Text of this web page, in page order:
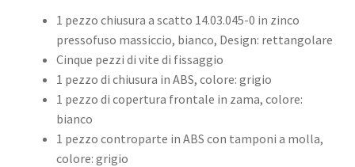
1 pezzo chiusura a scatto 14.03.045-0 in zinco
pressofuso massiccio, bianco, Design: rettangolare
Cinque pezzi di vite di fissaggio
1 pezzo di chiusura in ABS, colore: grigio
1 pezzo di copertura frontale in zama, colore:
bianco
1 pezzo controparte in ABS con tamponi a molla,
colore: grigio